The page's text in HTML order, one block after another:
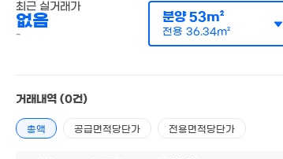
최근 실거래가
없음
-
분양53m²
전용 36.34m²
거래내역 (0건)
총액 공급면적당단가 전용면적당단가